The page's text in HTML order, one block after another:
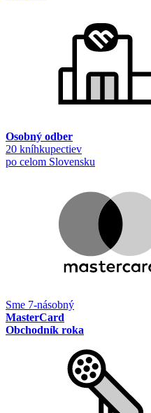
Osobný odber
20 kníhkupectiev
po celom Slovensku
Sme 7-násobný
MasterCard
Obchodník roka